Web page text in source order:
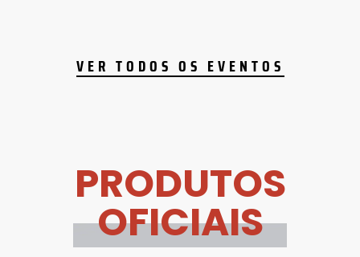
VER TODOS OS EVENTOS
PRODUTOS
OFICIAIS